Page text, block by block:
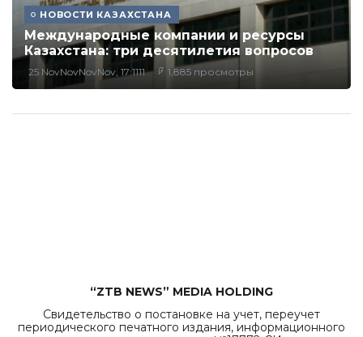
НОВОСТИ КАЗАХСТАНА
Международные компании и ресурсы
Казахстана: три десятилетия вопросов
25 NovNovNovNov, 17:1111 1,885 просмотры
“ZTB NEWS” MEDIA HOLDING
Свидетельство о постановке на учет, переучет
периодического печатного издания, информационного